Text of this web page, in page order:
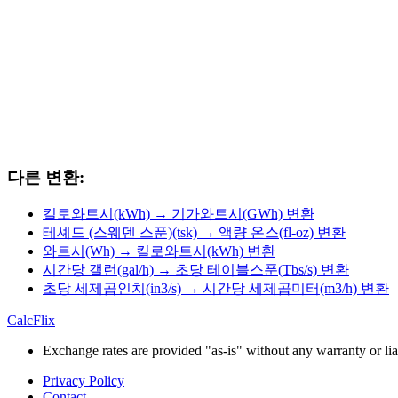
다른 변환:
킬로와트시(kWh) → 기가와트시(GWh) 변환
테셰드 (스웨덴 스푼)(tsk) → 액량 온스(fl-oz) 변환
와트시(Wh) → 킬로와트시(kWh) 변환
시간당 갤런(gal/h) → 초당 테이블스푼(Tbs/s) 변환
초당 세제곱인치(in3/s) → 시간당 세제곱미터(m3/h) 변환
CalcFlix
Exchange rates are provided "as-is" without any warranty or
Privacy Policy